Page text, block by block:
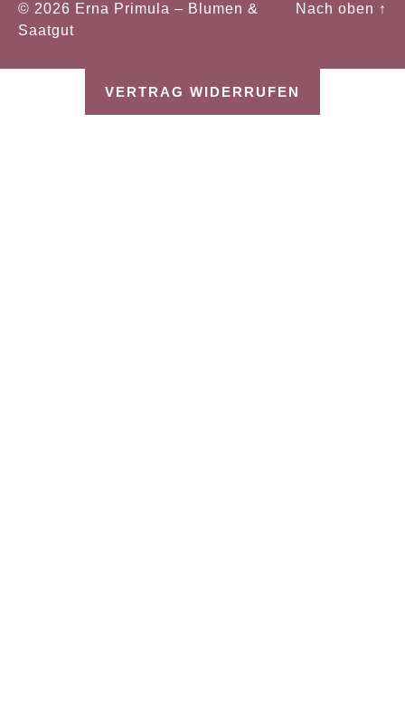
© 2026 Erna Primula – Blumen &
Saatgut
Nach oben ↑
VERTRAG WIDERRUFEN